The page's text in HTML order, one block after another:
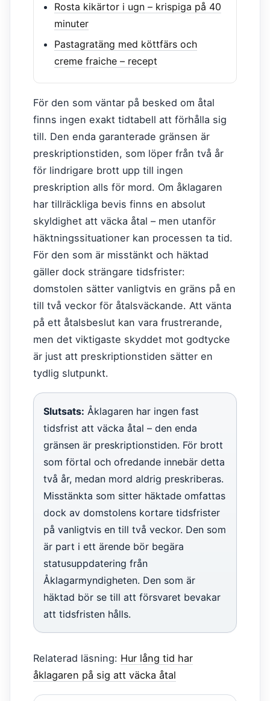
Rosta kikärtor i ugn – krispiga på 40
minuter
Pastagratäng med köttfärs och
creme fraiche – recept
För den som väntar på besked om åtal
finns ingen exakt tidtabell att förhålla sig
till. Den enda garanterade gränsen är
preskriptionstiden, som löper från två år
för lindrigare brott upp till ingen
preskription alls för mord. Om åklagaren
har tillräckliga bevis finns en absolut
skyldighet att väcka åtal – men utanför
häktningssituationer kan processen ta tid.
För den som är misstänkt och häktad
gäller dock strängare tidsfrister:
domstolen sätter vanligtvis en gräns på en
till två veckor för åtalsväckande. Att vänta
på ett åtalsbeslut kan vara frustrerande,
men det viktigaste skyddet mot godtycke
är just att preskriptionstiden sätter en
tydlig slutpunkt.
Slutsats: Åklagaren har ingen fast
tidsfrist att väcka åtal – den enda
gränsen är preskriptionstiden. För brott
som förtal och ofredande innebär detta
två år, medan mord aldrig preskriberas.
Misstänkta som sitter häktade omfattas
dock av domstolens kortare tidsfrister
på vanligtvis en till två veckor. Den som
är part i ett ärende bör begära
statusuppdatering från
Åklagarmyndigheten. Den som är
häktad bör se till att försvaret bevakar
att tidsfristen hålls.
Relaterad läsning: Hur lång tid har
åklagaren på sig att väcka åtal